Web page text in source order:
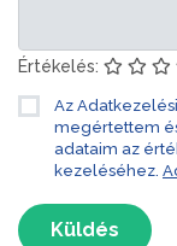
Értékelés:
Az
megértettem
adataim az
kezeléséhez.
Küldés